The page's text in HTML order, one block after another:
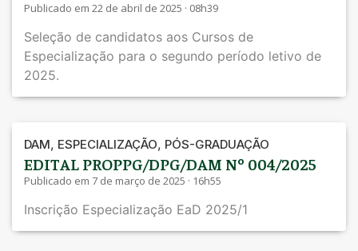
Publicado em 22 de abril de 2025 · 08h39
Seleção de candidatos aos Cursos de
Especialização para o segundo período letivo de
2025.
DAM, ESPECIALIZAÇÃO, PÓS-GRADUAÇÃO
EDITAL PROPPG/DPG/DAM Nº 004/2025
Publicado em 7 de março de 2025 · 16h55
Inscrição Especialização EaD 2025/1